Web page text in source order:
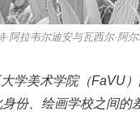
·阿拉韦尔迪安与瓦西尔·阿尔
学美术学院（FaVU
份、绘画学校之间的